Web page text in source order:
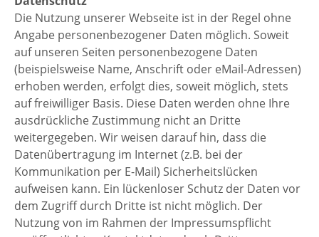
Die Nutzung unserer Webseite ist in der Regel ohne
Angabe personenbezogener Daten möglich. Soweit
auf unseren Seiten personenbezogene Daten
(beispielsweise Name, Anschrift oder eMail-Adressen)
erhoben werden, erfolgt dies, soweit möglich, stets
auf freiwilliger Basis. Diese Daten werden ohne Ihre
ausdrückliche Zustimmung nicht an Dritte
weitergegeben. Wir weisen darauf hin, dass die
Datenübertragung im Internet (z.B. bei der
Kommunikation per E-Mail) Sicherheitslücken
aufweisen kann. Ein lückenloser Schutz der Daten vor
dem Zugriff durch Dritte ist nicht möglich. Der
Nutzung von im Rahmen der Impressumspflicht